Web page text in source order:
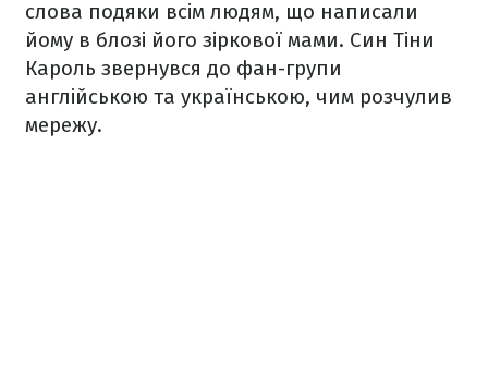
слова подяки всім людям, що написали
йому в блозі його зіркової мами. Син Тіни
Кароль звернувся до фан-групи
англійською та українською, чим розчулив
мережу.